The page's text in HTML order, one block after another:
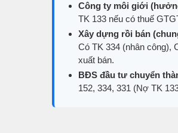
Công ty môi giới
TK 133 nếu có thuế
Xây dựng rồi bán
Có TK 334 (nhân công),
xuất bán.
BĐS đầu tư chuyển
152, 334, 331 (Nợ TK